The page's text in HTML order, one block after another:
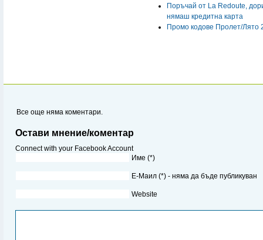
Поръчай от La Redoute,
нямаш кредитна карта
Промо кодове Пролет/Лято
Все още няма коментари.
Остави мнение/коментар
Connect with your Facebook Account
Име (*)
Е-Маил (*) - няма да бъде публикуван
Website